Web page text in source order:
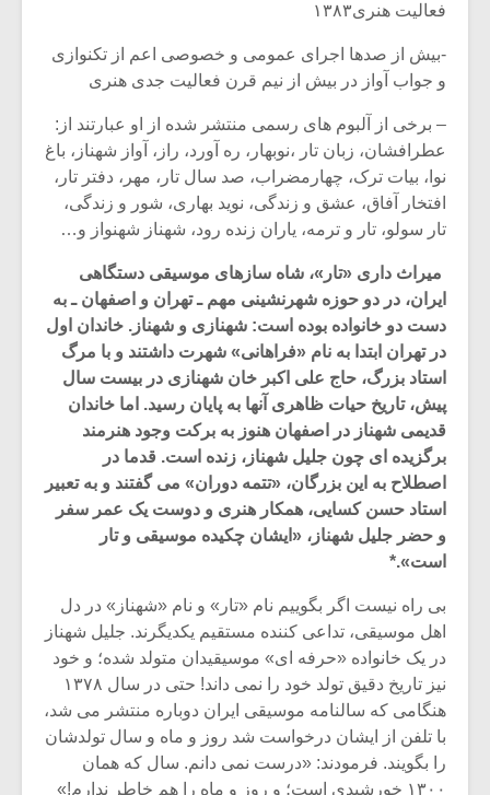
فعالیت هنری۱۳۸۳
-بیش از صدها اجرای عمومی و خصوصی اعم از تکنوازی
و جواب آواز در بیش از نیم قرن فعالیت جدی هنری
– برخی از آلبوم های رسمی منتشر شده از او عبارتند از:
عطرافشان، زبان تار ،نوبهار، ره آورد، راز، آواز شهناز، باغ
نوا، بیات ترک، چهارمضراب، صد سال تار، مهر، دفتر تار،
افتخار آفاق، عشق و زندگی، نوید بهاری، شور و زندگی،
تار سولو، تار و ترمه، یاران زنده رود، شهناز شهنواز و…
میراث دارى «تار»، شاه سازهاى موسیقى دستگاهى
ایران، در دو حوزه شهرنشینى مهم ـ تهران و اصفهان ـ به
دست دو خانواده بوده است: شهنازى و شهناز. خاندان اول
در تهران ابتدا به نام «فراهانى» شهرت داشتند و با مرگ
استاد بزرگ، حاج على اکبر خان شهنازى در بیست سال
پیش، تاریخ حیات ظاهرى آنها به پایان رسید. اما خاندان
قدیمى شهناز در اصفهان هنوز به برکت وجود هنرمند
برگزیده اى چون جلیل شهناز، زنده است. قدما در
اصطلاح به این بزرگان، «تتمه دوران» مى گفتند و به تعبیر
استاد حسن کسایى، همکار هنرى و دوست یک عمر سفر
و حضر جلیل شهناز، «ایشان چکیده موسیقى و تار
است».*
بى راه نیست اگر بگوییم نام «تار» و نام «شهناز» در دل
اهل موسیقى، تداعى کننده مستقیم یکدیگرند. جلیل شهناز
در یک خانواده «حرفه اى» موسیقیدان متولد شده؛ و خود
نیز تاریخ دقیق تولد خود را نمى داند! حتى در سال ۱۳۷۸
هنگامى که سالنامه موسیقى ایران دوباره منتشر می شد،
با تلفن از ایشان درخواست شد روز و ماه و سال تولدشان
را بگویند. فرمودند: «درست نمى دانم. سال که همان
۱۳۰۰ خورشیدى است؛ و روز و ماه را هم خاطر ندارم!»